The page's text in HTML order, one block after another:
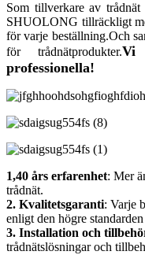
Som tillverkare av
SHUOLONG tillräckligt
för varje beställning.Och
för trådnätprodukter.Vi
professionella!
1,40 års erfarenhet: Mer
trådnät.
2. Kvalitetsgaranti: Varje
enligt den högre
3. Installation och
trådnätslösningar och